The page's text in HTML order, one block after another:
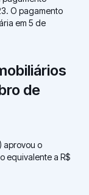
O pagamento
em 5 de
de
aprovou o
equivalente a R$